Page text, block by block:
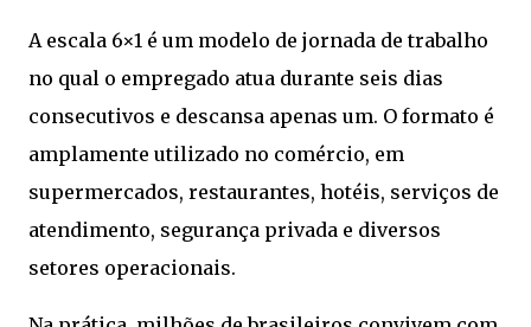
A escala 6×1 é um modelo de jornada de trabalho
no qual o empregado atua durante seis dias
consecutivos e descansa apenas um. O formato é
amplamente utilizado no comércio, em
supermercados, restaurantes, hotéis, serviços de
atendimento, segurança privada e diversos
setores operacionais.